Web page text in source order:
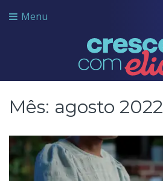
Menu
Crescer com Grupo Elian
Mês: agosto 2022